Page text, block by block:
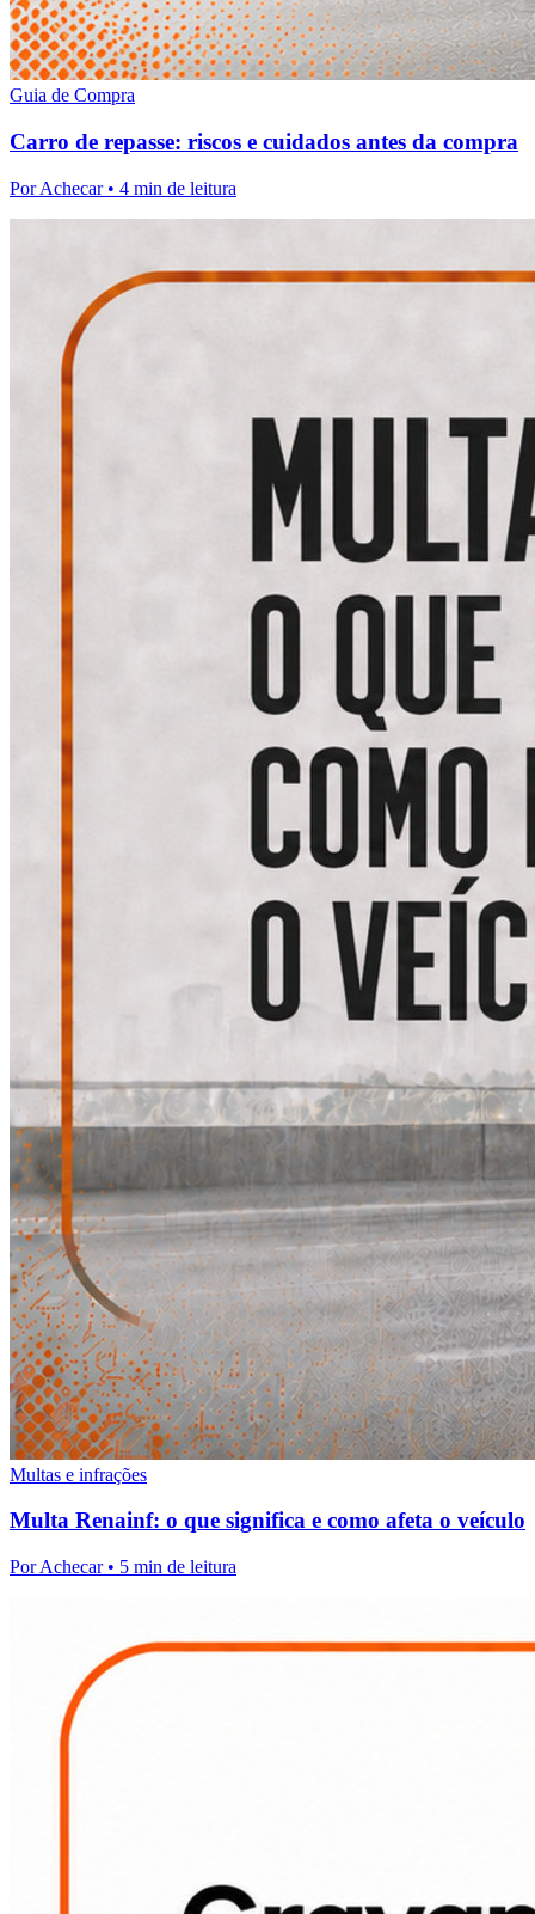
Guia de Compra
Carro de repasse: riscos e cuidados antes da compra
PorAchecar• 4 min de leitura
Multas e infrações
Multa Renainf: o que significa e como afeta o veículo
PorAchecar• 5 min de leitura